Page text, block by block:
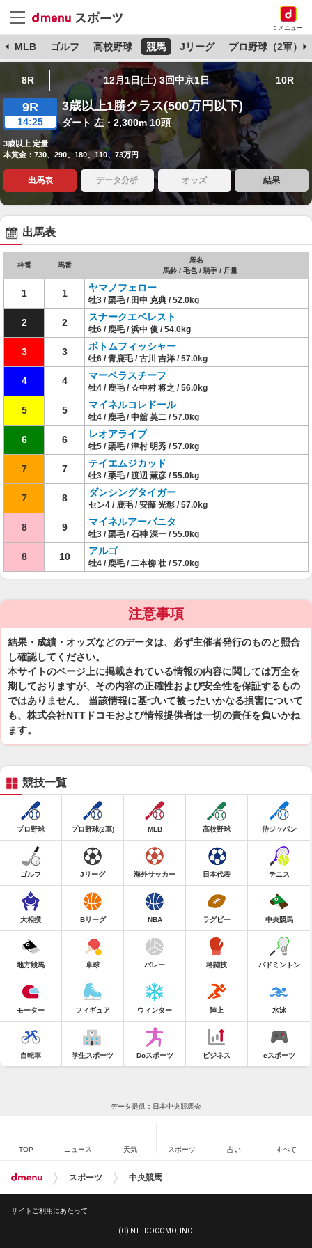
dメニュー
MLB ゴルフ 高校野球 競馬 Jリーグ プロ野球（2軍）
8R 12月1日(土) 3回中京1日 10R
9R
14:25
3歳以上1勝クラス(500万円以下)
ダート 左・2,300m 10頭
3歳以上 定量
本賞金：730、290、180、110、73万円
出馬表 データ分析 オッズ 結果
出馬表
枠番 馬番
馬名
馬齢 / 毛色 / 騎手 / 斤量
1 1 ヤマノフェロー
牡3 / 栗毛 / 田中 克典 / 52.0kg
2 2 スナークエベレスト
牡6 / 鹿毛 / 浜中 俊 / 54.0kg
3 3 ボトムフィッシャー
牡6 / 青鹿毛 / 古川 吉洋 / 57.0kg
4 4 マーベラスチーフ
牡4 / 鹿毛 / ☆中村 将之 / 56.0kg
5 5 マイネルコレドール
牡4 / 鹿毛 / 中舘 英二 / 57.0kg
6 6 レオアライブ
牡5 / 栗毛 / 津村 明秀 / 57.0kg
7 7 テイエムジカッド
牡3 / 栗毛 / 渡辺 薫彦 / 55.0kg
7 8 ダンシングタイガー
セン4 / 鹿毛 / 安藤 光彰 / 57.0kg
8 9 マイネルアーバニタ
牡3 / 栗毛 / 石神 深一 / 55.0kg
8 10 アルゴ
牡4 / 鹿毛 / 二本柳 壮 / 57.0kg
注意事項
結果・成績・オッズなどのデータは、必ず主催者発行のものと照合
し確認してください。
本サイトのページ上に掲載されている情報の内容に関しては万全を
期しておりますが、その内容の正確性および安全性を保証するもの
ではありません。 当該情報に基づいて被ったいかなる損害について
も、株式会社NTTドコモおよび情報提供者は一切の責任を負いかね
ます。
競技一覧
プロ野球 プロ野球(2軍) MLB 高校野球 侍ジャパン
ゴルフ Jリーグ 海外サッカー 日本代表 テニス
大相撲 Bリーグ NBA ラグビー 中央競馬
地方競馬 卓球 バレー 格闘技 バドミントン
モーター フィギュア ウィンター 陸上 水泳
自転車 学生スポーツ Doスポーツ ビジネス eスポーツ
データ提供：日本中央競馬会
TOP ニュース 天気 スポーツ 占い すべて
スポーツ 中央競馬
サイトご利用にあたって
(C) NTT DOCOMO, INC.